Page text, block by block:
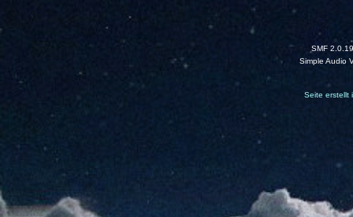
SMF 2.0.19
Simple Audio
Seite erstellt